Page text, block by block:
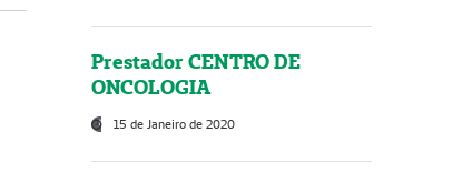
Prestador CENTRO DE
ONCOLOGIA
15 de Janeiro de 2020